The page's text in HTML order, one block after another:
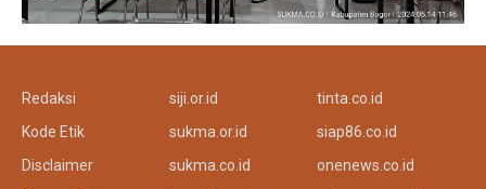
Redaksi
Kode Etik
Disclaimer
siji.or.id
sukma.or.id
sukma.co.id
tinta.co.id
siap86.co.id
onenews.co.id